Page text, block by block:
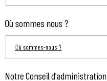
Où sommes nous ?
Où sommes-nous ?
Notre Conseil d'administration